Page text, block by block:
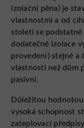
izolační pěna) je
vlastnostmi a od
století se
dodatečné izolace
provedení) stejné a
vlastnosti než dům
pasivní.
Důležitou
vysoká schopnost
zateplovací